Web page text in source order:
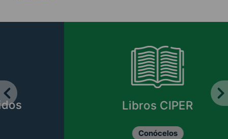
Libros CIPER
Conócelos